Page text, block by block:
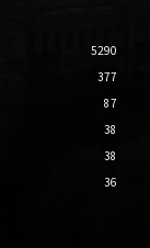
5290
377
87
38
38
36